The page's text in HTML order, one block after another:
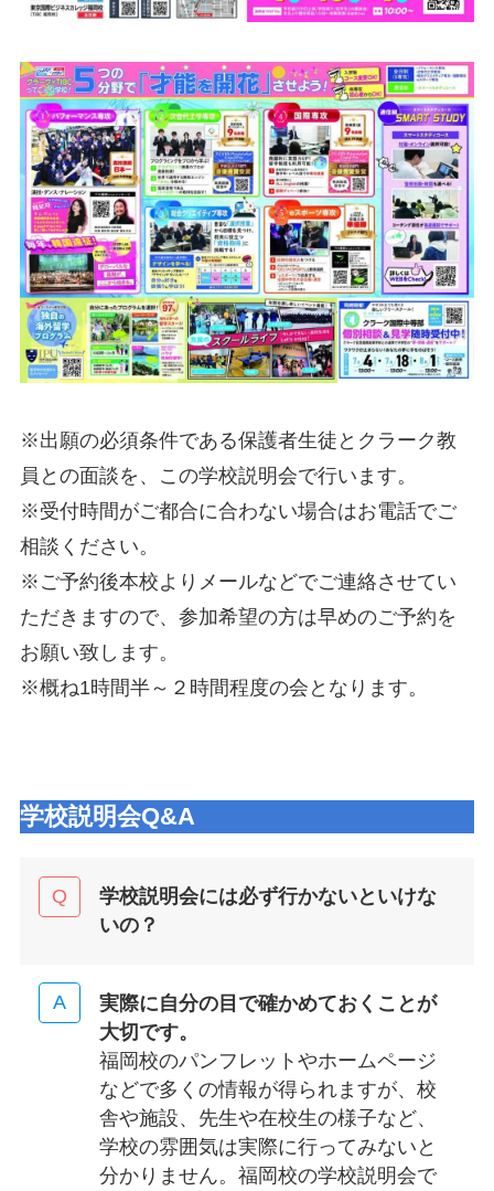
※出願の必須条件である保護者生徒とクラーク教
員との面談を、この学校説明会で行います。
※受付時間がご都合に合わない場合はお電話でご
相談ください。
※ご予約後本校よりメールなどでご連絡させてい
ただきますので、参加希望の方は早めのご予約を
お願い致します。
※概ね1時間半～２時間程度の会となります。
学校説明会Q&A
学校説明会には必ず行かないといけな
いの？
実際に自分の目で確かめておくことが
大切です。
福岡校のパンフレットやホームページ
などで多くの情報が得られますが、校
舎や施設、先生や在校生の様子など、
学校の雰囲気は実際に行ってみないと
分かりません。福岡校の学校説明会で